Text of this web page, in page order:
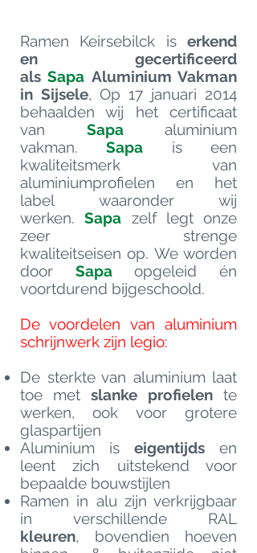
Ramen Keirsebilck is erkend
en gecertificeerd
alsSapa Aluminium Vakman
in Sijsele, Op 17 januari 2014
behaalden wij het certificaat
van Sapaaluminium
vakman.Sapa is een
kwaliteitsmerk van
aluminiumprofielen en het
label waaronder wij
werken.Sapa zelf legt onze
zeer strenge
kwaliteitseisen op. We worden
door Sapaopgeleid én
voortdurend bijgeschoold.
De voordelen van aluminium
schrijnwerk zijn legio:
De sterkte van aluminium laat
toe met slanke profielen te
werken, ook voor grotere
glaspartijen
Aluminium is eigentijds en
leent zich uitstekend voor
bepaalde bouwstijlen
Ramen in alu zijn verkrijgbaar
in verschillende RAL
kleuren, bovendien hoeven